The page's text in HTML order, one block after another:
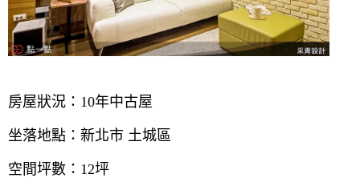
房屋狀況：10年中古屋
坐落地點：新北市 土城區
空間坪數：12坪